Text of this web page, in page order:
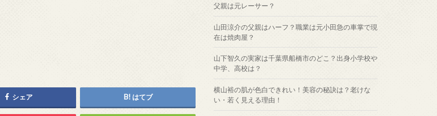
シェア はてブ
父親は元レーサー？
山田涼介の父親はハーフ？職業は元小田急の車掌で現
在は焼肉屋？
山下智久の実家は千葉県船橋市のどこ？出身小学校や
中学、高校は？
横山裕の肌が色白できれい！美容の秘訣は？老けな
い・若く見える理由！